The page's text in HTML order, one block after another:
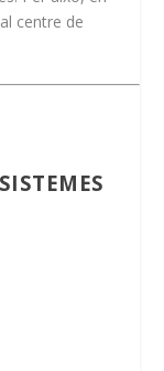
centre de